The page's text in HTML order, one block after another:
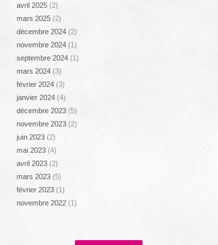
avril 2025(2)
mars 2025(2)
décembre 2024(2)
novembre 2024(1)
septembre 2024(1)
mars 2024(3)
février 2024(3)
janvier 2024(4)
décembre 2023(5)
novembre 2023(2)
juin 2023(2)
mai 2023(4)
avril 2023(2)
mars 2023(5)
février 2023(1)
novembre 2022(1)